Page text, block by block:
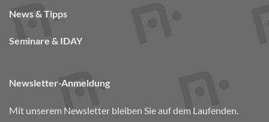
News & Tipps
Seminare & IDAY
Newsletter-Anmeldung
Mit unserem Newsletter bleiben Sie auf dem Laufenden.